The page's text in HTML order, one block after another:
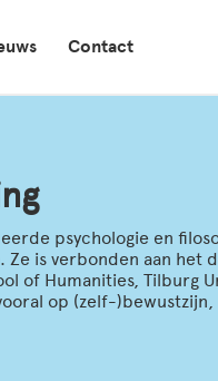
Contact
psychologie en
Ze is verbonden aan het
of Humanities, Tilburg
op (zelf-